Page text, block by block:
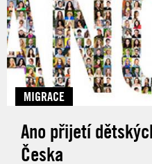
MIGRACE
Ano přijetí
Česka